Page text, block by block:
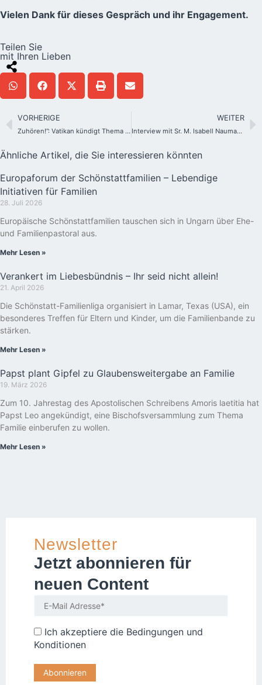
Vielen Dank für dieses Gespräch und ihr Engagement.
Teilen Sie
mit Ihren Lieben
VORHERIGE
Zuhören!”: Vatikan kündigt Thema für den Weltkommunikationstag an
WEITER
Interview mit Sr. M. Isabell Naumann
Ähnliche Artikel, die Sie interessieren könnten
Europaforum der Schönstattfamilien – Lebendige
Initiativen für Familien
28. Juli 2026
Europäische Schönstattfamilien tauschen sich in Ungarn über Ehe-
und Familienpastoral aus.
Mehr Lesen »
Verankert im Liebesbündnis – Ihr seid nicht allein!
21. April 2026
Die Schönstatt-Familienliga organisiert in Lamar, Texas (USA), ein
besonderes Treffen für Eltern und Kinder, um die Familienbande zu
stärken.
Mehr Lesen »
Papst plant Gipfel zu Glaubensweitergabe an Familie
19. März 2026
Zum 10. Jahrestag des Apostolischen Schreibens Amoris laetitia hat
Papst Leo angekündigt, eine Bischofsversammlung zum Thema
Familie einberufen zu wollen.
Mehr Lesen »
Newsletter
Jetzt abonnieren für
neuen Content
Ich akzeptiere die Bedingungen und
Konditionen